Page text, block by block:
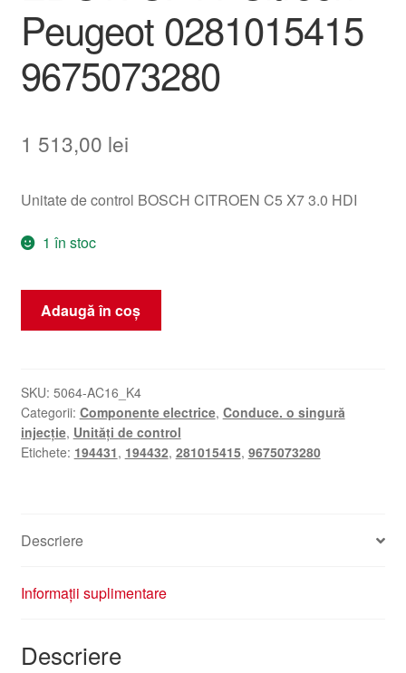
Peugeot 0281015415
9675073280
1 513,00 lei
Unitate de control BOSCH CITROEN C5 X7 3.0 HDI
1 în stoc
Cantitate
Unitate
ECU
Bosch
EDC17CP11
Citroën
Adaugă în coș
SKU: 5064-AC16_K4
Categorii: Componente electrice, Conduce. o singură
injecție, Unități de control
Etichete: 194431, 194432, 281015415, 9675073280
Descriere
Informații suplimentare
Descriere